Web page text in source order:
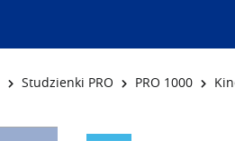
Studzienki PRO PRO 1000